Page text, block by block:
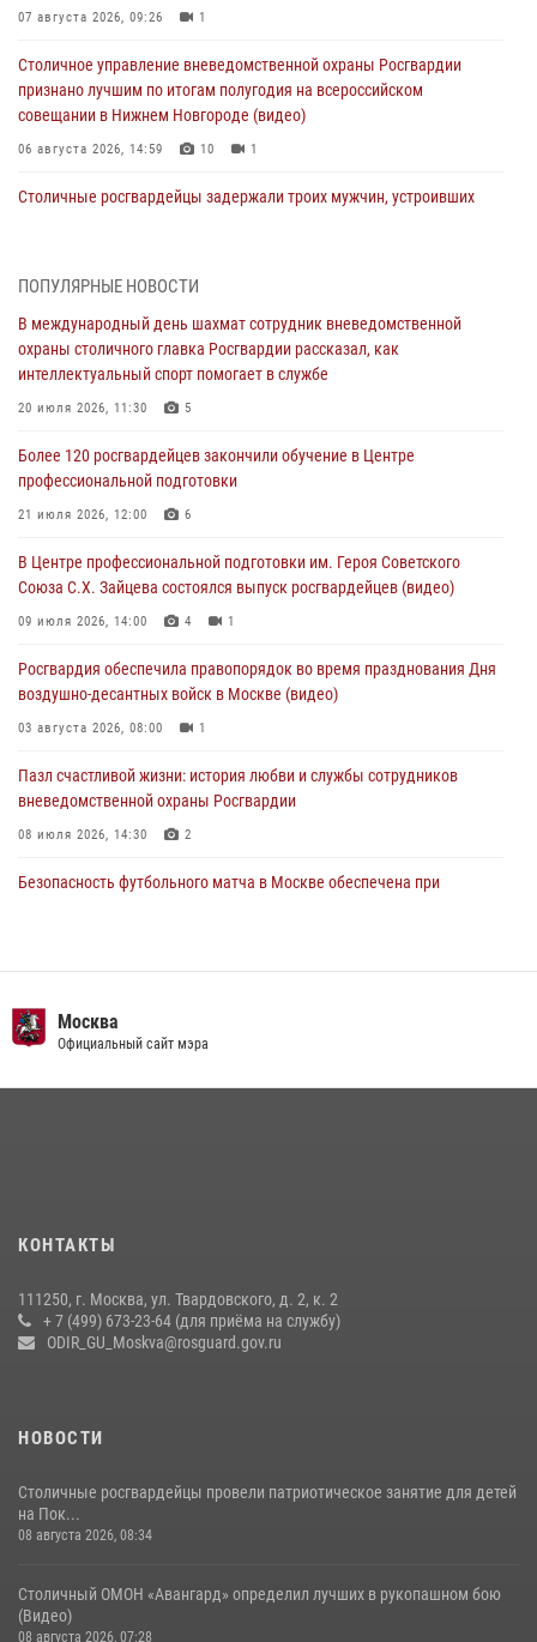
07 августа 2026, 09:26 1
Столичное управление вневедомственной охраны Росгвардии
признано лучшим по итогам полугодия на всероссийском
совещании в Нижнем Новгороде (видео)
06 августа 2026, 14:59 10 1
Столичные росгвардейцы задержали троих мужчин, устроивших
матче в Москве обеспечила Росгвардия (видео)
06 августа 2026, 08:30
Столичные росгвардейцы задержали мужчину, устроившего дебош
05 августа 2026, 12:39
Московские росгвардейцы обеспечили безопасность проведения
05 августа 2026, 12:35
Делегация МВД Республики Беларусь ознакомилась с передовыми
04 августа 2026, 18:16 5
ПОПУЛЯРНЫЕ НОВОСТИ
В международный день шахмат сотрудник вневедомственной
охраны столичного главка Росгвардии рассказал, как
интеллектуальный спорт помогает в службе
20 июля 2026, 11:30 5
Более 120 росгвардейцев закончили обучение в Центре
профессиональной подготовки
21 июля 2026, 12:00 6
В Центре профессиональной подготовки им. Героя Советского
Союза С.Х. Зайцева состоялся выпуск росгвардейцев (видео)
09 июля 2026, 14:00 4 1
Росгвардия обеспечила правопорядок во время празднования Дня
воздушно-десантных войск в Москве (видео)
03 августа 2026, 08:00 1
Пазл счастливой жизни: история любви и службы сотрудников
вневедомственной охраны Росгвардии
08 июля 2026, 14:30 2
Безопасность футбольного матча в Москве обеспечена при
Москве (видео)
27 июля 2026, 08:00 1
своё 32-летие (видео)
Росгвардецы проверили места массового пребывания молодежи в
Москва
Официальный сайт мэра
КОНТАКТЫ
111250, г. Москва, ул. Твардовского, д. 2, к. 2
+ 7 (499) 673-23-64 (для приёма на службу)
ODIR_GU_Moskva@rosguard.gov.ru
НОВОСТИ
Столичные росгвардейцы провели патриотическое занятие для детей
на Пок...
08 августа 2026, 08:34
Столичный ОМОН «Авангард» определил лучших в рукопашном бою
(Видео)
08 августа 2026, 07:28